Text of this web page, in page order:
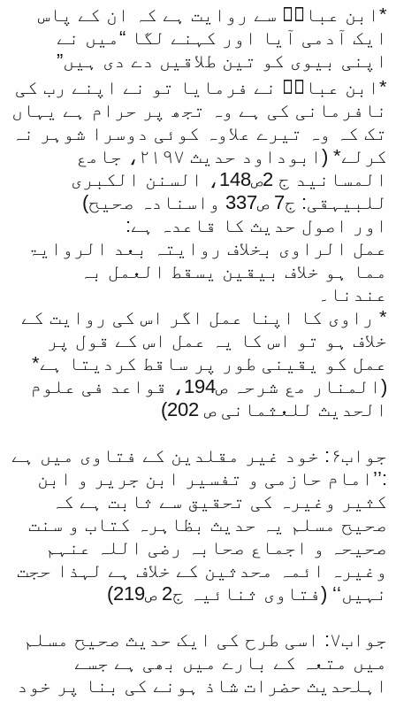
*ابن عباسؓ سے روایت ہے کہ ان کے پاس
ایک آدمی آیا اور کہنے لگا “میں نے
اپنی بیوی کو تین طلاقیں دے دی ہیں”
*ابن عباسؓ نے فرمایا تو نے اپنے رب کی
نافرمانی کی ہے وہ تجھ پر حرام ہے یہاں
تک کہ وہ تیرے علاوہ کوئی دوسرا شوہر نہ
کرلے* (ابوداود حدیث ۲۱۹۷، جامع
المسانید ج 2ص148، السنن الکبری
للبیہقی: ج7 ص337 واسنادہ صحیح)
اور اصول حدیث کا قاعدہ ہے:
عمل الراوی بخلاف روایتہ بعد الروایۃ
مما ہو خلاف بیقین یسقط العمل بہ
عندنا۔
* راوی کا اپنا عمل اگر اس کی روایت کے
خلاف ہو تو اس کا یہ عمل اس کے قول پر
عمل کو یقینی طور پر ساقط کردیتا ہے*
(المنار مع شرحہ ص194، قواعد فی علوم
الحدیث للعثمانی ص 202)
جواب۶: خود غیر مقلدین کے فتاوی میں ہے
:’’امام حازمی و تفسیر ابن جریر و ابن
کثیر وغیرہ کی تحقیق سے ثابت ہے کہ
صحیح مسلم یہ حدیث بظاہرہ کتاب و سنت
صحیحہ و اجماع صحابہ رضی اللہ عنہم
وغیرہ ائمہ محدثین کے خلاف ہے لہذا حجت
نہیں‘‘ (فتاوی ثنائیہ ج2 ص219)
جواب۷: اسی طرح کی ایک حدیث صحیح مسلم
میں متعہ کے بارے میں بھی ہے جسے
اہلحدیث حضرات شاذ ہونے کی بنا پر خود